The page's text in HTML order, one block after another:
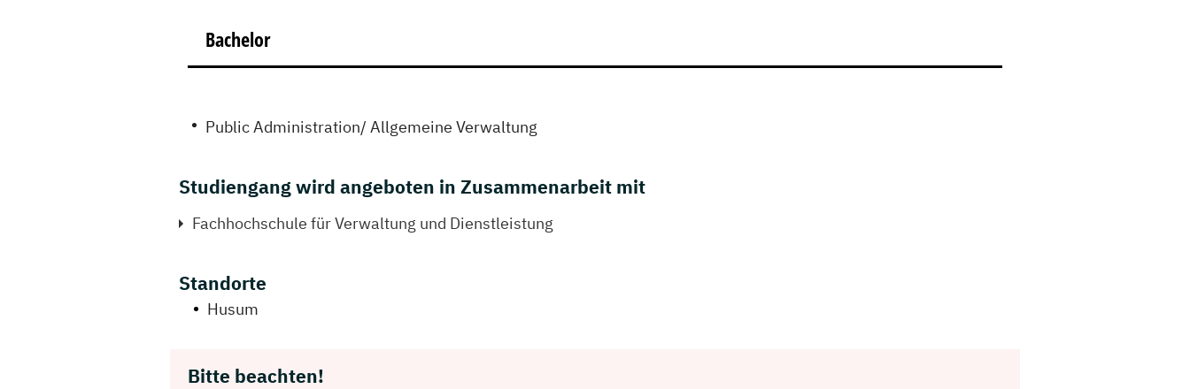
Bachelor
Public Administration/ Allgemeine Verwaltung
Studiengang wird angeboten in Zusammenarbeit mit
Fachhochschule für Verwaltung und Dienstleistung
Standorte
Husum
Bitte beachten!